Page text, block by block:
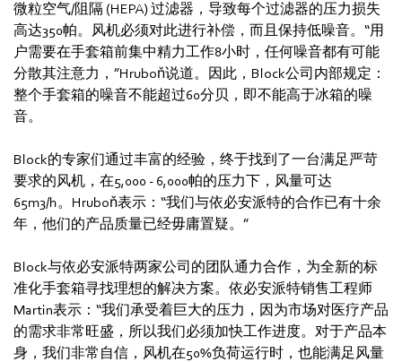
微粒空气/阻隔 (HEPA) 过滤器，导致每个过滤器的压力损失
高达350帕。风机必须对此进行补偿，而且保持低噪音。“用
户需要在手套箱前集中精力工作8小时，任何噪音都有可能
分散其注意力，”Hruboň说道。因此，Block公司内部规定：
整个手套箱的噪音不能超过60分贝，即不能高于冰箱的噪
音。
Block的专家们通过丰富的经验，终于找到了一台满足严苛
要求的风机，在5,000 - 6,000帕的压力下，风量可达
65m3/h。Hruboň表示：“我们与依必安派特的合作已有十余
年，他们的产品质量已经毋庸置疑。”
Block与依必安派特两家公司的团队通力合作，为全新的标
准化手套箱寻找理想的解决方案。依必安派特销售工程师
Martin表示：“我们承受着巨大的压力，因为市场对医疗产品
的需求非常旺盛，所以我们必须加快工作进度。对于产品本
身，我们非常自信，风机在50%负荷运行时，也能满足风量